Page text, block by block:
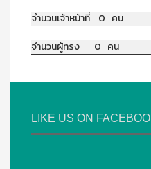
จำนวนเจ้าหน้าที่ 0 คน
จำนวนผู้ทรง 0 คน
LIKE US ON